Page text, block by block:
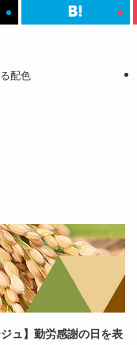
配色
ジュ】勤労感謝の日を表